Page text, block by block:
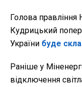
Голова
Кудрицький
України буде
Раніше у
відключення